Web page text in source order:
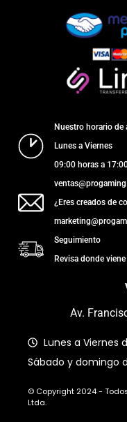
Nuestro horario de
Lunes a Viernes
09:00 horas a
¿Eres creados de
Seguimiento
Revisa donde
Av.
Lunes a Viernes
Sábado y domingo
© Copyright 2024 -
Ltda.